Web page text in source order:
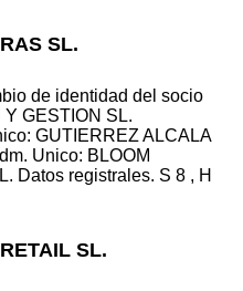
SL.
de identidad del socio
GESTION SL.
GUTIERREZ ALCALA
Unico: BLOOM
Datos registrales. S 8 , H
SL.